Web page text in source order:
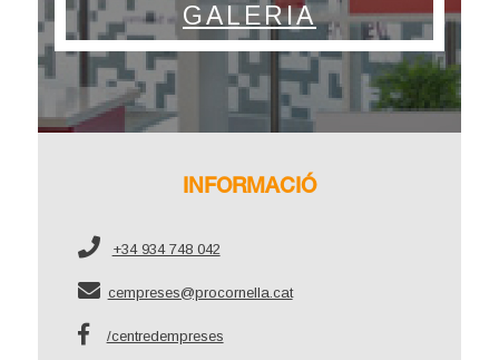
GALERIA
INFORMACIÓ
+34 934 748 042
cempreses@procornella.cat
/centredempreses